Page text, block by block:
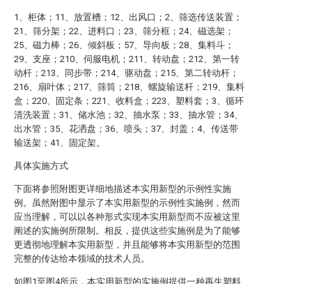
1、柜体；11、放置槽；12、出风口；2、筛选传送装置；
21、筛分架；22、进料口；23、筛分框；24、磁选架；
25、磁力棒；26、倾斜板；57、导向板；28、集料斗；
29、支座；210、伺服电机；211、转动盘；212、第一转
动杆；213、同步带；214、驱动盘；215、第二转动杆；
216、扇叶体；217、筛筒；218、螺旋输送杆；219、集料
盒；220、固定条；221、收料盒；223、塑料套；3、循环
清洗装置；31、储水池；32、抽水泵；33、抽水管；34、
出水管；35、花洒盘；36、喷头；37、封盖；4、传送带
输送架；41、固定架。
具体实施方式
下面将参照附图更详细地描述本实用新型的示例性实施
例。虽然附图中显示了本实用新型的示例性实施例，然而
应当理解，可以以各种形式实现本实用新型而不应被这里
阐述的实施例所限制。相反，提供这些实施例是为了能够
更透彻地理解本实用新型，并且能够将本实用新型的范围
完整的传达给本领域的技术人员。
如图1至图4所示，本实用新型的实施例提供一种再生塑料